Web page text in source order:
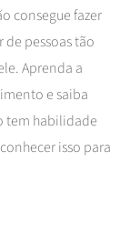
consegue fazer
pessoas tão
Aprenda a
e saiba
tem habilidade
isso para